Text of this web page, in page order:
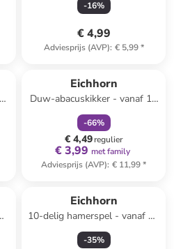
-16%
€ 4,99
Adviesprijs (AVP): € 5,99*
Eichhorn
Duw-abacuskikker - vanaf 12
maanden
-66%
€ 4,49regulier
€ 3,99 met family
Adviesprijs (AVP): € 11,99*
Eichhorn
10-delig hamerspel - vanaf 12
maanden
-35%